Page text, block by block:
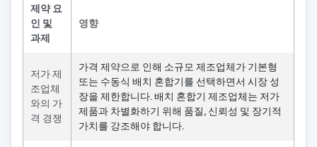
제약 요
인 및
과제
영향
저가 제
조업체
와의 가
격 경쟁
가격 제약으로 인해 소규모 제조업체가 기본형
또는 수동식 배치 혼합기를 선택하면서 시장 성
장을 제한합니다. 배치 혼합기 제조업체는 저가
제품과 차별화하기 위해 품질, 신뢰성 및 장기적
가치를 강조해야 합니다.